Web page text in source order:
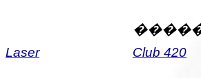
Laser Club 420